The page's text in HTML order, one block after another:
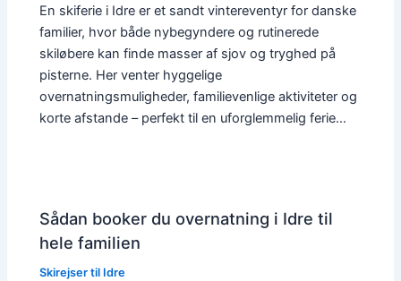
En skiferie i Idre er et sandt vintereventyr for danske
familier, hvor både nybegyndere og rutinerede
skiløbere kan finde masser af sjov og tryghed på
pisterne. Her venter hyggelige
overnatningsmuligheder, familievenlige aktiviteter og
korte afstande – perfekt til en uforglemmelig ferie…
Sådan booker du overnatning i Idre til
hele familien
Skirejser til Idre